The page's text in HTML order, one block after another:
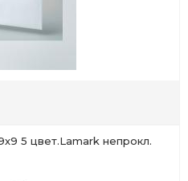
5 цвет.Lamark непрокл.